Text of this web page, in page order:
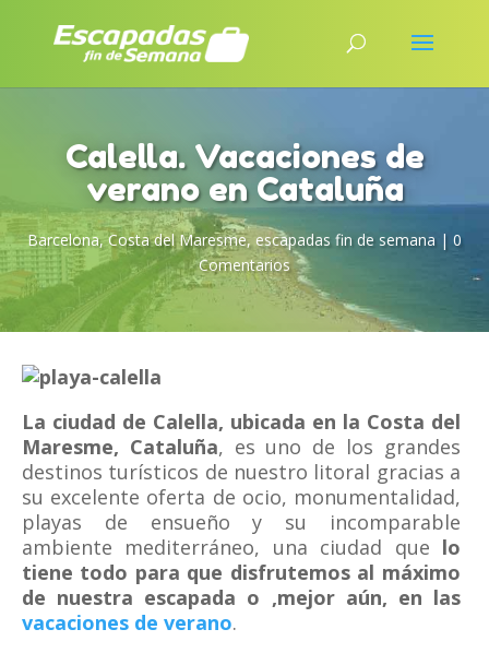
Calella. Vacaciones de
verano en Cataluña
Barcelona,Costa del Maresme, escapadas fin de semana| 0
Comentarios
La ciudad de Calella, ubicada en la Costa del
Maresme, Cataluña, es uno de los grandes
destinos turísticos de nuestro litoral gracias a
su excelente oferta de ocio, monumentalidad,
playas de ensueño y su incomparable
ambiente mediterráneo, una ciudad que lo
tiene todo para que disfrutemos al máximo
de nuestra escapada o ,mejor aún, en las
vacaciones de verano.